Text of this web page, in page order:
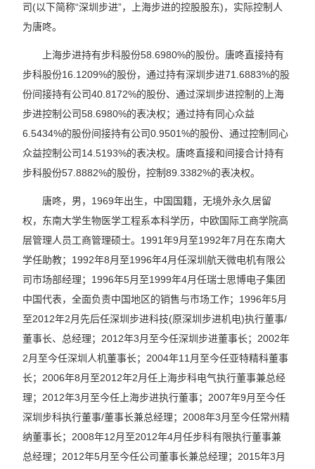
司(以下简称“深圳步进”，上海步进的控股股东)，实际控制人
为唐咚。
上海步进持有步科股份58.6980%的股份。唐咚直接持有
步科股份16.1209%的股份，通过持有深圳步进71.6883%的股
份间接持有公司40.8172%的股份、通过深圳步进控制的上海
步进控制公司58.6980%的表决权；通过持有同心众益
6.5434%的股份间接持有公司0.9501%的股份、通过控制同心
众益控制公司14.5193%的表决权。唐咚直接和间接合计持有
步科股份57.8882%的股份，控制89.3382%的表决权。
唐咚，男，1969年出生，中国国籍，无境外永久居留
权，东南大学生物医学工程系本科学历，中欧国际工商学院高
层管理人员工商管理硕士。1991年9月至1992年7月在东南大
学任助教；1992年8月至1996年4月任深圳航天微电机有限公
司市场部经理；1996年5月至1999年4月任瑞士思博电子集团
中国代表，全面负责中国地区的销售与市场工作；1996年5月
至2012年2月先后任深圳步进科技(原深圳步进机电)执行董事/
董事长、总经理；2012年3月至今任深圳步进董事长；2002年
2月至今任深圳人机董事长；2004年11月至今任亚特精科董事
长；2006年8月至2012年2月任上海步科电气执行董事兼总经
理；2012年3月至今任上海步进执行董事；2007年9月至今任
深圳步科执行董事/董事长兼总经理；2008年3月至今任常州精
纳董事长；2008年12月至2012年4月任步科有限执行董事兼
总经理；2012年5月至今任公司董事长兼总经理；2015年3月